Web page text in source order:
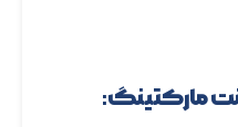
مارکتینگ: